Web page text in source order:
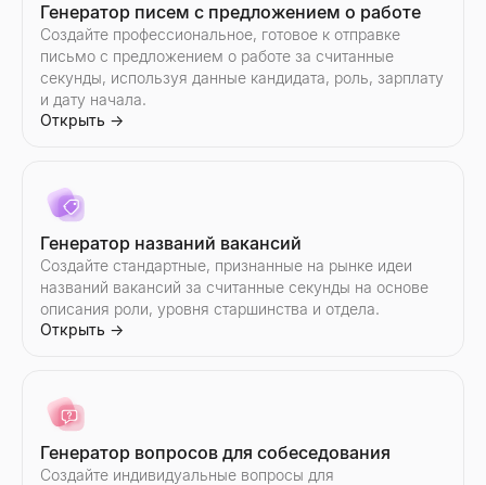
Email-аутрич
Автоматизируйте персонализированную email-рассылку с
Открыть→
Протестируйте тему письма бесплатно. Получите
Открыть
Проверка электронной почты на спам
Бесплатная проверка электронной почты на спам.
Генератор скриптов продаж
Малый бизнес рядом
Найдите малый бизнес рядом с вами — открыт сейчас,
Открыть→
Мгновенно создавайте снимки B2B-разведки компаний —
Открыть
Поиск похожих компаний
Мгновенно находите компании, похожие на ваших лучших
Генератор писем с предложением о работе
Создайте профессиональное, готовое к отправке
письмо с предложением о работе за считанные
секунды, используя данные кандидата, роль, зарплату
и дату начала.
Открыть →
Генератор названий вакансий
Создайте стандартные, признанные на рынке идеи
названий вакансий за считанные секунды на основе
описания роли, уровня старшинства и отдела.
Открыть →
Генератор вопросов для собеседования
Создайте индивидуальные вопросы для